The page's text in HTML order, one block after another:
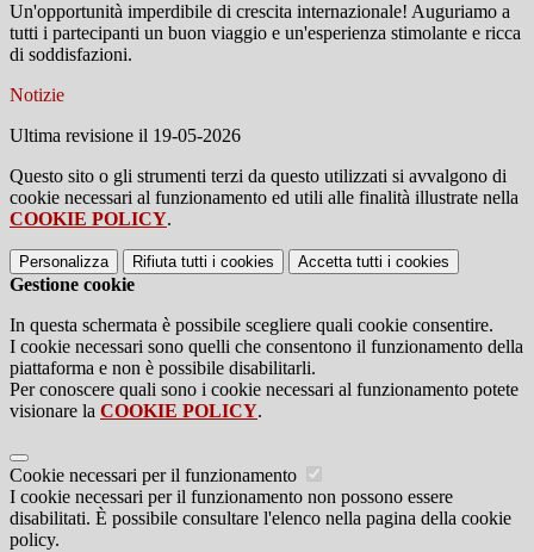
Un'opportunità imperdibile di crescita internazionale! Auguriamo a
tutti i partecipanti un buon viaggio e un'esperienza stimolante e ricca
di soddisfazioni.
Notizie
Ultima revisione il 19-05-2026
Questo sito o gli strumenti terzi da questo utilizzati si avvalgono di
cookie necessari al funzionamento ed utili alle finalità illustrate nella
COOKIE POLICY.
Personalizza Rifiuta tutti i cookies Accetta tutti i cookies
Gestione cookie
In questa schermata è possibile scegliere quali cookie consentire.
I cookie necessari sono quelli che consentono il funzionamento della
piattaforma e non è possibile disabilitarli.
Per conoscere quali sono i cookie necessari al funzionamento potete
visionare la COOKIE POLICY.
Cookie necessari per il funzionamento
I cookie necessari per il funzionamento non possono essere
disabilitati. È possibile consultare l'elenco nella pagina della cookie
policy.